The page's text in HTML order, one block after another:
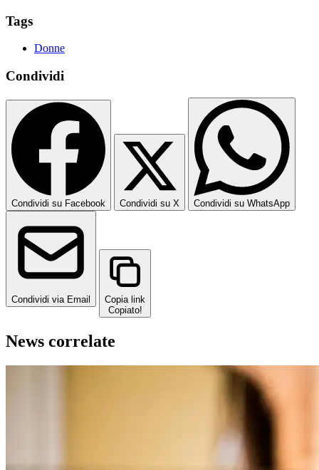
Tags
Donne
Condividi
Condividi su Facebook Condividi su X Condividi su WhatsApp
Condividi via Email
Copia link
Copiato!
News correlate